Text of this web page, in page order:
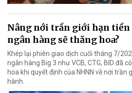
Nâng nới trần giới hạn tiền
ngân hàng sẽ thăng hoa?
Khép lại phiên giao dịch cuối tháng 7/
ngân hàng Big 3 như VCB, CTG, BID đã
hoa khi quyết định của NHNN về nới trần
hành.